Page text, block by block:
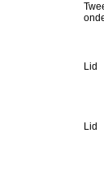
Lid
Lid